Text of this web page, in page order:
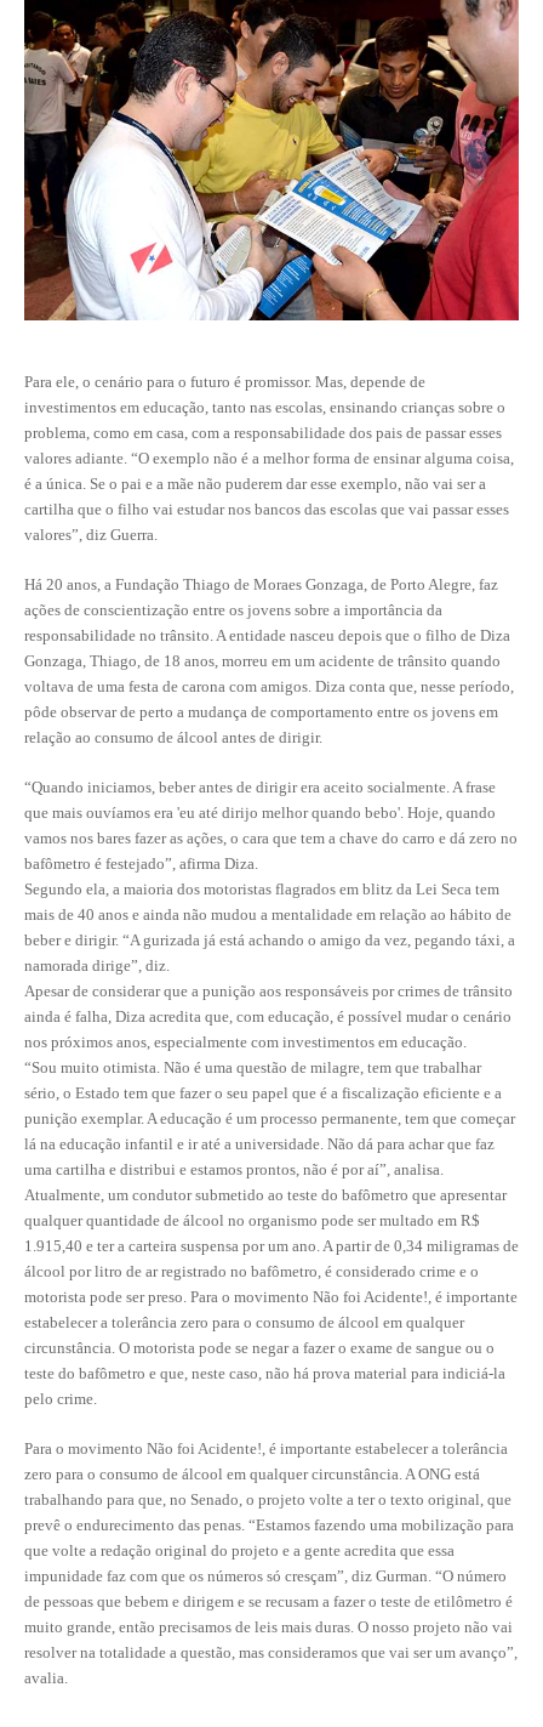
CONSULTORIA
ACORDOS, CONVENÇÕES E DISSÍDIOS
CONTRIBUIÇÕES
CONTRIBUIÇÃO ASSISTENCIAL
CONTRIBUIÇÃO ASSOCIATIVA OU ANUIDADE DE SÓCIO
CONTRIBUIÇÃO SINDICAL URBANA
FGTS EXPURGOS
FGTS CORREÇÃO
LEGISLAÇÃO
LEI 4.950-A/1966 – PISO SALARIAL
LEI 5.194/1966 – REGULAMENTAÇÃO DA PROFISSÃO
LEI 6.496/1977 – ART
RES 1.002/2002 – CÓDIGO DE ÉTICA
HOMOLOGAÇÕES
PISO SALARIAL
FIQUE POR DENTRO
OPORTUNIDADES
APRESENTAÇÃO
EMPREGO E ESTÁGIO
CARREIRA
NEWSLETTER
CONTATO
CURSOS
ENGENHEIRO EMPREENDEDOR
SEESP EDUCAÇÃO
BENEFÍCIOS
APOSENTADORIA
CONVÊNIOS
PLANO DE SAÚDE
SEESPPREV
Para ele, o cenário para o futuro é promissor. Mas, depende de
investimentos em educação, tanto nas escolas, ensinando crianças sobre o
problema, como em casa, com a responsabilidade dos pais de passar esses
valores adiante. “O exemplo não é a melhor forma de ensinar alguma coisa,
é a única. Se o pai e a mãe não puderem dar esse exemplo, não vai ser a
cartilha que o filho vai estudar nos bancos das escolas que vai passar esses
valores”, diz Guerra.
Há 20 anos, a Fundação Thiago de Moraes Gonzaga, de Porto Alegre, faz
ações de conscientização entre os jovens sobre a importância da
responsabilidade no trânsito. A entidade nasceu depois que o filho de Diza
Gonzaga, Thiago, de 18 anos, morreu em um acidente de trânsito quando
voltava de uma festa de carona com amigos. Diza conta que, nesse período,
pôde observar de perto a mudança de comportamento entre os jovens em
relação ao consumo de álcool antes de dirigir.
“Quando iniciamos, beber antes de dirigir era aceito socialmente. A frase
que mais ouvíamos era 'eu até dirijo melhor quando bebo'. Hoje, quando
vamos nos bares fazer as ações, o cara que tem a chave do carro e dá zero no
bafômetro é festejado”, afirma Diza.
Segundo ela, a maioria dos motoristas flagrados em blitz da Lei Seca tem
mais de 40 anos e ainda não mudou a mentalidade em relação ao hábito de
beber e dirigir. “A gurizada já está achando o amigo da vez, pegando táxi, a
namorada dirige”, diz.
Apesar de considerar que a punição aos responsáveis por crimes de trânsito
ainda é falha, Diza acredita que, com educação, é possível mudar o cenário
nos próximos anos, especialmente com investimentos em educação.
“Sou muito otimista. Não é uma questão de milagre, tem que trabalhar
sério, o Estado tem que fazer o seu papel que é a fiscalização eficiente e a
punição exemplar. A educação é um processo permanente, tem que começar
lá na educação infantil e ir até a universidade. Não dá para achar que faz
uma cartilha e distribui e estamos prontos, não é por aí”, analisa.
Atualmente, um condutor submetido ao teste do bafômetro que apresentar
qualquer quantidade de álcool no organismo pode ser multado em R$
1.915,40 e ter a carteira suspensa por um ano. A partir de 0,34 miligramas de
álcool por litro de ar registrado no bafômetro, é considerado crime e o
motorista pode ser preso. Para o movimento Não foi Acidente!, é importante
estabelecer a tolerância zero para o consumo de álcool em qualquer
circunstância. O motorista pode se negar a fazer o exame de sangue ou o
teste do bafômetro e que, neste caso, não há prova material para indiciá-la
pelo crime.
Para o movimento Não foi Acidente!, é importante estabelecer a tolerância
zero para o consumo de álcool em qualquer circunstância. A ONG está
trabalhando para que, no Senado, o projeto volte a ter o texto original, que
prevê o endurecimento das penas. “Estamos fazendo uma mobilização para
que volte a redação original do projeto e a gente acredita que essa
impunidade faz com que os números só cresçam”, diz Gurman. “O número
de pessoas que bebem e dirigem e se recusam a fazer o teste de etilômetro é
muito grande, então precisamos de leis mais duras. O nosso projeto não vai
resolver na totalidade a questão, mas consideramos que vai ser um avanço”,
avalia.